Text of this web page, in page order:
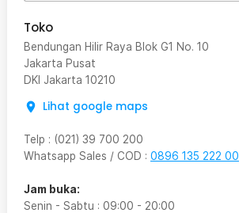
Toko
Bendungan Hilir Raya Blok G1 No. 10
Jakarta Pusat
DKI Jakarta 10210
Lihat google maps
Telp : (021) 39 700 200
Whatsapp Sales / COD : 0896 135 222 00
Jam buka:
Senin - Sabtu : 09:00 - 20:00